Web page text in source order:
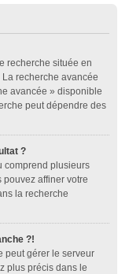
recherche située en
La recherche avancée
avancée » disponible
peut dépendre des
?
comprend plusieurs
pouvez affiner votre
la recherche
?!
peut gérer le serveur
plus précis dans le